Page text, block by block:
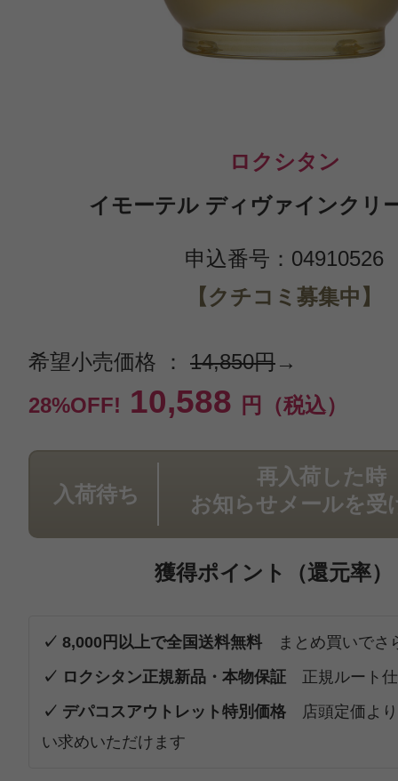
ロクシタン
イモーテル ディヴァインクリ
申込番号：04910526
【クチコミ募集中】
希望小売価格 ： 14,850円→
28%OFF! 10,588 円（税込）
入荷待ち
再入荷した時
お知らせメールを受
獲得ポイント（還元率）
✓ 8,000円以上で全国送料無料 まとめ買いでさ
✓ ロクシタン正規新品・本物保証 正規ルート
✓ デパコスアウトレット特別価格 店頭定価よ
い求めいただけます